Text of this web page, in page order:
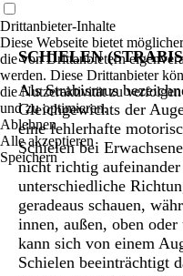
SCHIELEN
Als Strabismus
Gleichgewichts der
eine fehlerhafte
Schielen bei
nicht richtig
unterschiedliche
geradeaus schauen,
innen, außen, oben
kann sich von einem
Schielen beeinträchtigt
Drittanbieter-Inhalte
Diese Webseite bietet
die von Drittanbietern
werden. Diese Drittanbieter
die Nutzeraktivität zu
und zu optimieren.
Ablehnen
Alle akzeptieren
Speichern